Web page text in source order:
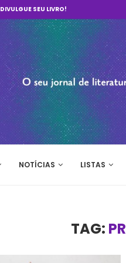
DIVULGUE SEU LIVRO!
NOTÍCIAS LISTAS
TAG: